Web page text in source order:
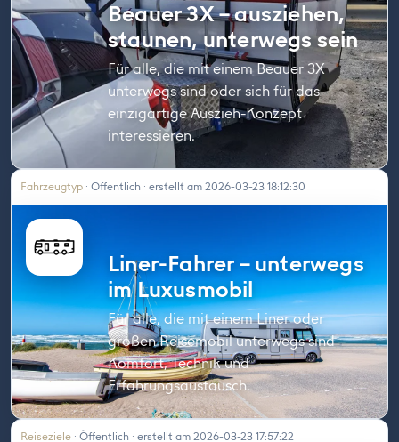
Beauer 3X – ausziehen,
staunen, unterwegs sein
Für alle, die mit einem Beauer 3X
unterwegs sind oder sich für das
einzigartige Auszieh-Konzept
interessieren.
Fahrzeugtyp · Öffentlich · erstellt am 2026-03-23 18:12:30
Liner-Fahrer – unterwegs
im Luxusmobil
Für alle, die mit einem Liner oder
großen Reisemobil unterwegs sind –
Komfort, Technik und
Erfahrungsaustausch.
Reiseziele · Öffentlich · erstellt am 2026-03-23 17:57:22